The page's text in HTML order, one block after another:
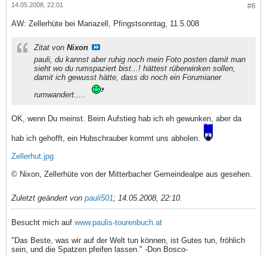
#6
14.05.2008, 22:01
AW: Zellerhüte bei Mariazell, Pfingstsonntag, 11.5.008
Zitat von Nixon
pauli, du kannst aber ruhig noch mein Foto posten damit man
sieht wo du rumspaziert bist...! hättest rüberwinken sollen,
damit ich gewusst hätte, dass do noch ein Forumianer
rumwandert.....
OK, wenn Du meinst. Beim Aufstieg hab ich eh gewunken, aber da
hab ich gehofft, ein Hubschrauber kommt uns abholen.
Zellerhut.jpg
© Nixon, Zellerhüte von der Mitterbacher Gemeindealpe aus gesehen.
Zuletzt geändert von pauli501; 14.05.2008, 22:10.
Besucht mich auf www.paulis-tourenbuch.at
"Das Beste, was wir auf der Welt tun können, ist Gutes tun, fröhlich
sein, und die Spatzen pfeifen lassen." -Don Bosco-